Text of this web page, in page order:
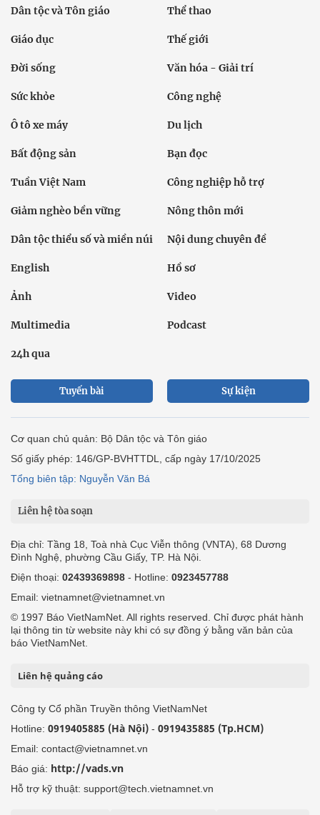
Dân tộc và Tôn giáo Thể thao
Giáo dục Thế giới
Đời sống Văn hóa - Giải trí
Sức khỏe Công nghệ
Ô tô xe máy Du lịch
Bất động sản Bạn đọc
Tuần Việt Nam Công nghiệp hỗ trợ
Giảm nghèo bền vững Nông thôn mới
Dân tộc thiểu số và miền núi Nội dung chuyên đề
English Hồ sơ
Ảnh Video
Multimedia Podcast
24h qua
Tuyến bài Sự kiện
Cơ quan chủ quản: Bộ Dân tộc và Tôn giáo
Số giấy phép: 146/GP-BVHTTDL, cấp ngày 17/10/2025
Tổng biên tập: Nguyễn Văn Bá
Liên hệ tòa soạn
Địa chỉ: Tầng 18, Toà nhà Cục Viễn thông (VNTA), 68 Dương
Đình Nghệ, phường Cầu Giấy, TP. Hà Nội.
Điện thoại: 02439369898 - Hotline: 0923457788
Email: vietnamnet@vietnamnet.vn
© 1997 Báo VietNamNet. All rights reserved. Chỉ được phát hành
lại thông tin từ website này khi có sự đồng ý bằng văn bản của
báo VietNamNet.
Liên hệ quảng cáo
Công ty Cổ phần Truyền thông VietNamNet
Hotline: 0919405885 (Hà Nội) - 0919435885 (Tp.HCM)
Email: contact@vietnamnet.vn
Báo giá: http://vads.vn
Hỗ trợ kỹ thuật: support@tech.vietnamnet.vn